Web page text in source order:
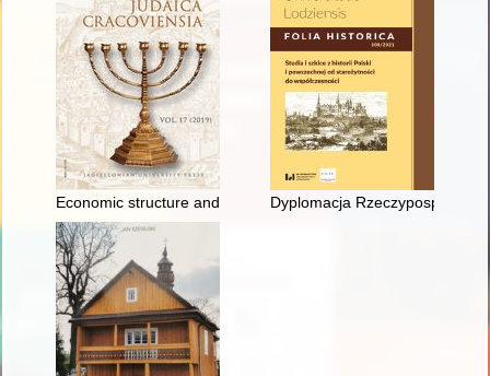
Economic structure and key partnerships of Vilnius Jews
Dyplomacja Rzeczypospolitej